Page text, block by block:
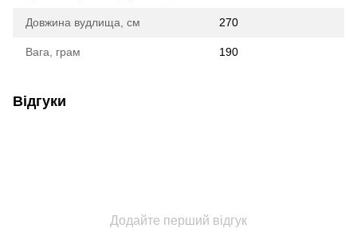
Довжина вудлища, см 270
Вага, грам 190
Відгуки
Додайте перший відгук